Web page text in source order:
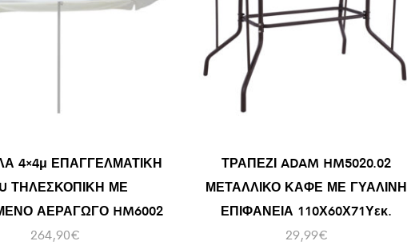
4×4μ ΕΠΑΓΓΕΛΜΑΤΙΚΗ
ΤΗΛΕΣΚΟΠΙΚΗ ΜΕ
ΑΕΡΑΓΩΓΟ HM6002
264,90€
ΤΡΑΠΕΖΙ ADAM HM5020.02
ΜΕΤΑΛΛΙΚΟ ΚΑΦΕ ΜΕ ΓΥΑΛΙΝΗ
ΕΠΙΦΑΝΕΙΑ 110Χ60Χ71Υεκ.
29,99€